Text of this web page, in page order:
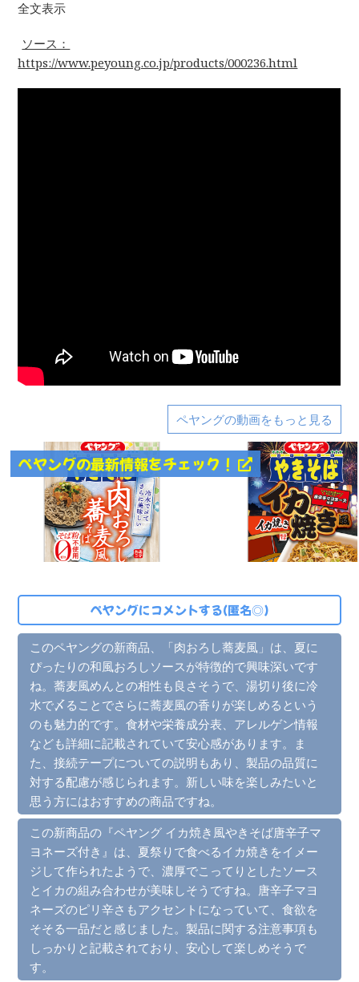
全文表示
ソース：
https://www.peyoung.co.jp/products/000236.html
ペヤングの動画をもっと見る
ペヤングの最新情報をチェック！
ペヤングにコメントする(匿名◎)
このペヤングの新商品、「肉おろし蕎麦風」は、夏に
ぴったりの和風おろしソースが特徴的で興味深いです
ね。蕎麦風めんとの相性も良さそうで、湯切り後に冷
水で〆ることでさらに蕎麦風の香りが楽しめるという
のも魅力的です。食材や栄養成分表、アレルゲン情報
なども詳細に記載されていて安心感があります。ま
た、接続テープについての説明もあり、製品の品質に
対する配慮が感じられます。新しい味を楽しみたいと
思う方にはおすすめの商品ですね。
この新商品の『ペヤング イカ焼き風やきそば唐辛子マ
ヨネーズ付き』は、夏祭りで食べるイカ焼きをイメー
ジして作られたようで、濃厚でこってりとしたソース
とイカの組み合わせが美味しそうですね。唐辛子マヨ
ネーズのピリ辛さもアクセントになっていて、食欲を
そそる一品だと感じました。製品に関する注意事項も
しっかりと記載されており、安心して楽しめそうで
す。